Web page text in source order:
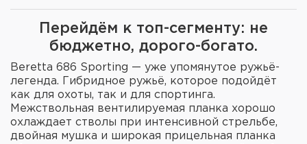
Перейдём к топ-сегменту: не
бюджетно, дорого-богато.
Beretta 686 Sporting — уже упомянутое ружьё-
легенда. Гибридное ружьё, которое подойдёт
как для охоты, так и для спортинга.
Межствольная вентилируемая планка хорошо
охлаждает стволы при интенсивной стрельбе,
двойная мушка и широкая прицельная планка